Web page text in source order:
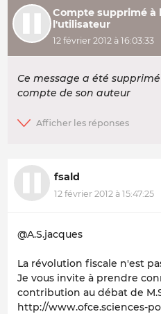
Compte supprimé à
l'utilisateur
12 février 2012 à 16:03:33
Ce message a été
compte de son auteur
fsald
12 février 2012 à 15:47:25
@A.S.jacques
La révolution fiscale n'est
Je vous invite à prendre
contribution au débat de
http://www.ofce.sciences-